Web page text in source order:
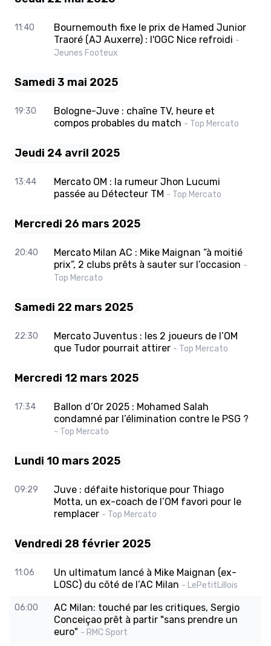
11:40
Bournemouth fixe le prix de Hamed Junior
Traoré (AJ Auxerre) : l'OGC Nice refroidi -
Jeunes Footeux
Samedi 3 mai 2025
19:30
Bologne-Juve : chaîne TV, heure et
compos probables du match - Top Mercato
Jeudi 24 avril 2025
13:44
Mercato OM : la rumeur Jhon Lucumi
passée au Détecteur TM - Top Mercato
Mercredi 26 mars 2025
20:40
Mercato Milan AC : Mike Maignan “à moitié
prix”, 2 clubs prêts à sauter sur l’occasion -
Top Mercato
Samedi 22 mars 2025
22:30
Mercato Juventus : les 2 joueurs de l’OM
que Tudor pourrait attirer - Top Mercato
Mercredi 12 mars 2025
17:34
Ballon d’Or 2025 : Mohamed Salah
condamné par l’élimination contre le PSG ?
- Top Mercato
Lundi 10 mars 2025
09:29
Juve : défaite historique pour Thiago
Motta, un ex-coach de l’OM favori pour le
remplacer - Top Mercato
Vendredi 28 février 2025
11:06
Un ultimatum lancé à Mike Maignan (ex-
LOSC) du côté de l’AC Milan - LePetitLillois
06:00
AC Milan: touché par les critiques, Sergio
Conceiçao prêt à partir "sans prendre un
euro" - RMC Sport